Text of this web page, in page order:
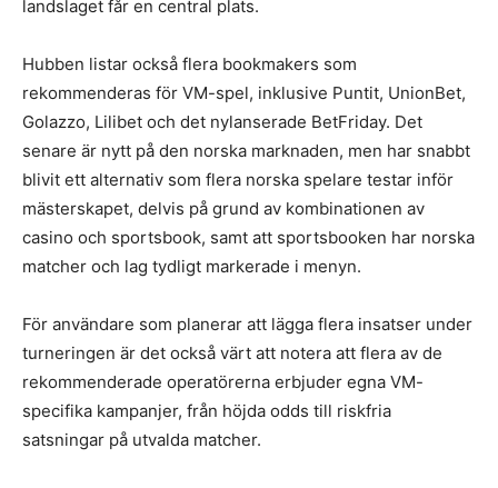
landslaget får en central plats.
Hubben listar också flera bookmakers som
rekommenderas för VM-spel, inklusive Puntit, UnionBet,
Golazzo, Lilibet och det nylanserade BetFriday. Det
senare är nytt på den norska marknaden, men har snabbt
blivit ett alternativ som flera norska spelare testar inför
mästerskapet, delvis på grund av kombinationen av
casino och sportsbook, samt att sportsbooken har norska
matcher och lag tydligt markerade i menyn.
För användare som planerar att lägga flera insatser under
turneringen är det också värt att notera att flera av de
rekommenderade operatörerna erbjuder egna VM-
specifika kampanjer, från höjda odds till riskfria
satsningar på utvalda matcher.